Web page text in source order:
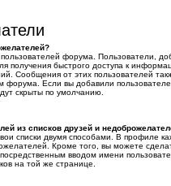
форума. Пользователи,
получения быстрого доступа к
Сообщения от этих пользователей
форума. Если вы добавили
скрыты по умолчанию.
из списков друзей и
списки двумя способами. В профиле
Кроме того, вы можете
вводом имени
на той же странице.